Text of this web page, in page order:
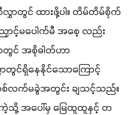
ာတွင် ထားဖို့ပါ။ တိမ်တိမ်စိုက်
ောင့်မပေါက်မီ အစေ့ လည်း
တွင် အစိုဓါတ်ဟာ
ရှိနေနိုင်သောကြောင့်
စ်လက်မခွဲအတွင်း ချသင့်သည်။
ကဲ့သို့ အပေါ်မှ မြေထူထူနှင့် တ